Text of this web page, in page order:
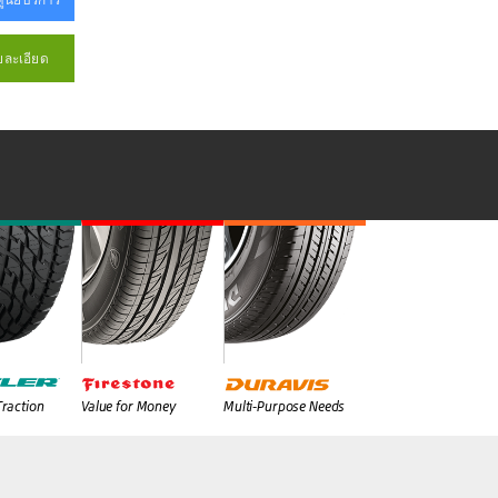
ะเอียด
Value for Money Multi-Purpose Needs